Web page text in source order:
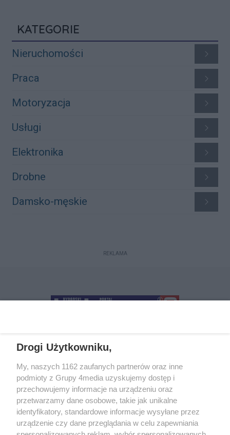
KATEGORIE
Nieruchomości
Praca
Motoryzacja
Usługi
Elektronika
Drobne
Damsko-męskie
REKLAMA
+48 52 5812666
O nas Reklama Regulamin
Kontakt
Wydarzenia
Ogłoszenia Katalog firm
Drogi Użytkowniku,
My, naszych 1162 zaufanych partnerów oraz inne
podmioty z Grupy 4media uzyskujemy dostęp i
przechowujemy informacje na urządzeniu oraz
przetwarzamy dane osobowe, takie jak unikalne
identyfikatory, standardowe informacje wysyłane przez
urządzenie czy dane przeglądania w celu zapewniania